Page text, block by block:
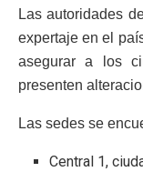
Las autoridades
expertaje en el
asegurar a los
presenten
Las sedes se
Central 1,